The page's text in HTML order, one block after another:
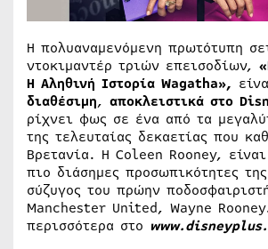
Η πολυαναμενόμενη πρωτότυπη
ντοκιμαντέρ τριών επεισοδίων,
Η Αληθινή Ιστορία Wagatha»,
διαθέσιμη, αποκλειστικά στο
ρίχνει φως σε ένα από τα
της τελευταίας δεκαετίας που
Βρετανία. Η Coleen Rooney,
πιο διάσημες προσωπικότητες
σύζυγος του πρώην
Manchester United, Wayne
περισσότερα στο